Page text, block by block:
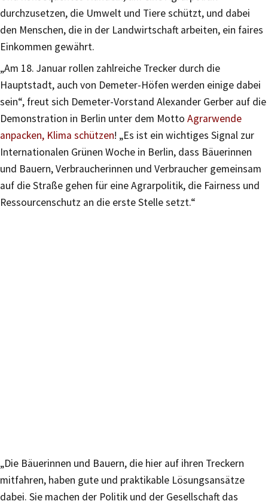
durchzusetzen, die Umwelt und Tiere schützt, und dabei
den Menschen, die in der Landwirtschaft arbeiten, ein faires
Einkommen gewährt.
„Am 18. Januar rollen zahlreiche Trecker durch die
Hauptstadt, auch von Demeter-Höfen werden einige dabei
sein“, freut sich Demeter-Vorstand Alexander Gerber auf die
Demonstration in Berlin unter dem Motto Agrarwende
anpacken, Klima schützen! „Es ist ein wichtiges Signal zur
Internationalen Grünen Woche in Berlin, dass Bäuerinnen
und Bauern, Verbraucherinnen und Verbraucher gemeinsam
auf die Straße gehen für eine Agrarpolitik, die Fairness und
Ressourcenschutz an die erste Stelle setzt.“
„Die Bäuerinnen und Bauern, die hier auf ihren Treckern
mitfahren, haben gute und praktikable Lösungsansätze
dabei. Sie machen der Politik und der Gesellschaft das